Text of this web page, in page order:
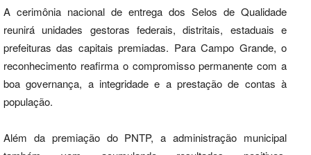
A cerimônia nacional de entrega dos Selos de Qualidade
reunirá unidades gestoras federais, distritais, estaduais e
prefeituras das capitais premiadas. Para Campo Grande, o
reconhecimento reafirma o compromisso permanente com a
boa governança, a integridade e a prestação de contas à
população.
Além da premiação do PNTP, a administração municipal